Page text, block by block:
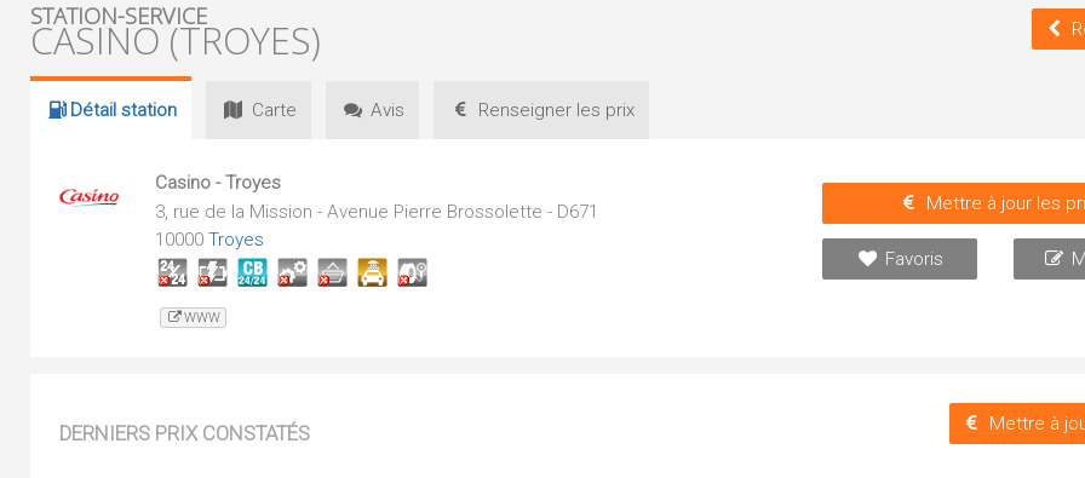
STATION-SERVICE
CASINO (TROYES)
Détail station Carte Avis Renseigner les prix
Casino - Troyes
3, rue de la Mission - Avenue Pierre Brossolette - D671
10000 Troyes
WWW
Mettre à jour les
Favoris
DERNIERS PRIX CONSTATÉS Mettre à